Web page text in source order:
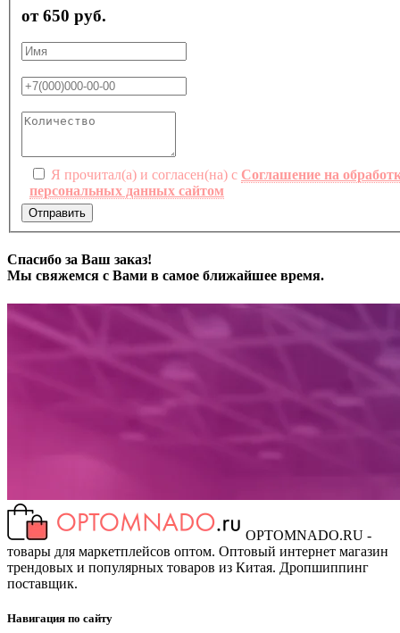
от 650 руб.
Я прочитал(а) и согласен(на) с Соглашение на
персональных данных сайтом
Отправить
Спасибо за Ваш заказ!
Мы свяжемся с Вами в самое ближайшее время.
OPTOMNADO.RU -
товары для маркетплейсов оптом. Оптовый интернет магазин
трендовых и популярных товаров из Китая. Дропшиппинг
поставщик.
Навигация по сайту